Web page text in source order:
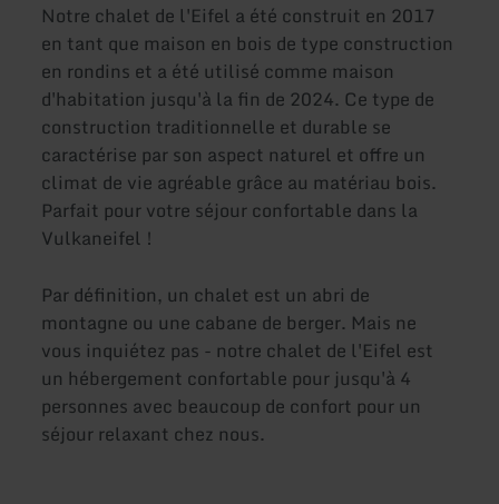
Notre chalet de l'Eifel a été construit en 2017
en tant que maison en bois de type construction
en rondins et a été utilisé comme maison
d'habitation jusqu'à la fin de 2024. Ce type de
construction traditionnelle et durable se
caractérise par son aspect naturel et offre un
climat de vie agréable grâce au matériau bois.
Parfait pour votre séjour confortable dans la
Vulkaneifel !
Par définition, un chalet est un abri de
montagne ou une cabane de berger. Mais ne
vous inquiétez pas - notre chalet de l'Eifel est
un hébergement confortable pour jusqu'à 4
personnes avec beaucoup de confort pour un
séjour relaxant chez nous.